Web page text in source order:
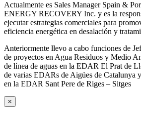
Actualmente es Sales Manager Spain &
ENERGY RECOVERY Inc. y es la
ejecutar estrategias comerciales para
eficiencia energética en desalación y
Anteriormente llevo a cabo funciones de
de proyectos en Agua Residuos y Medio
de línea de aguas en la EDAR El Prat de
de varias EDARs de Aigües de Catalunya
en la EDAR Sant Pere de Riges – Sitges
×